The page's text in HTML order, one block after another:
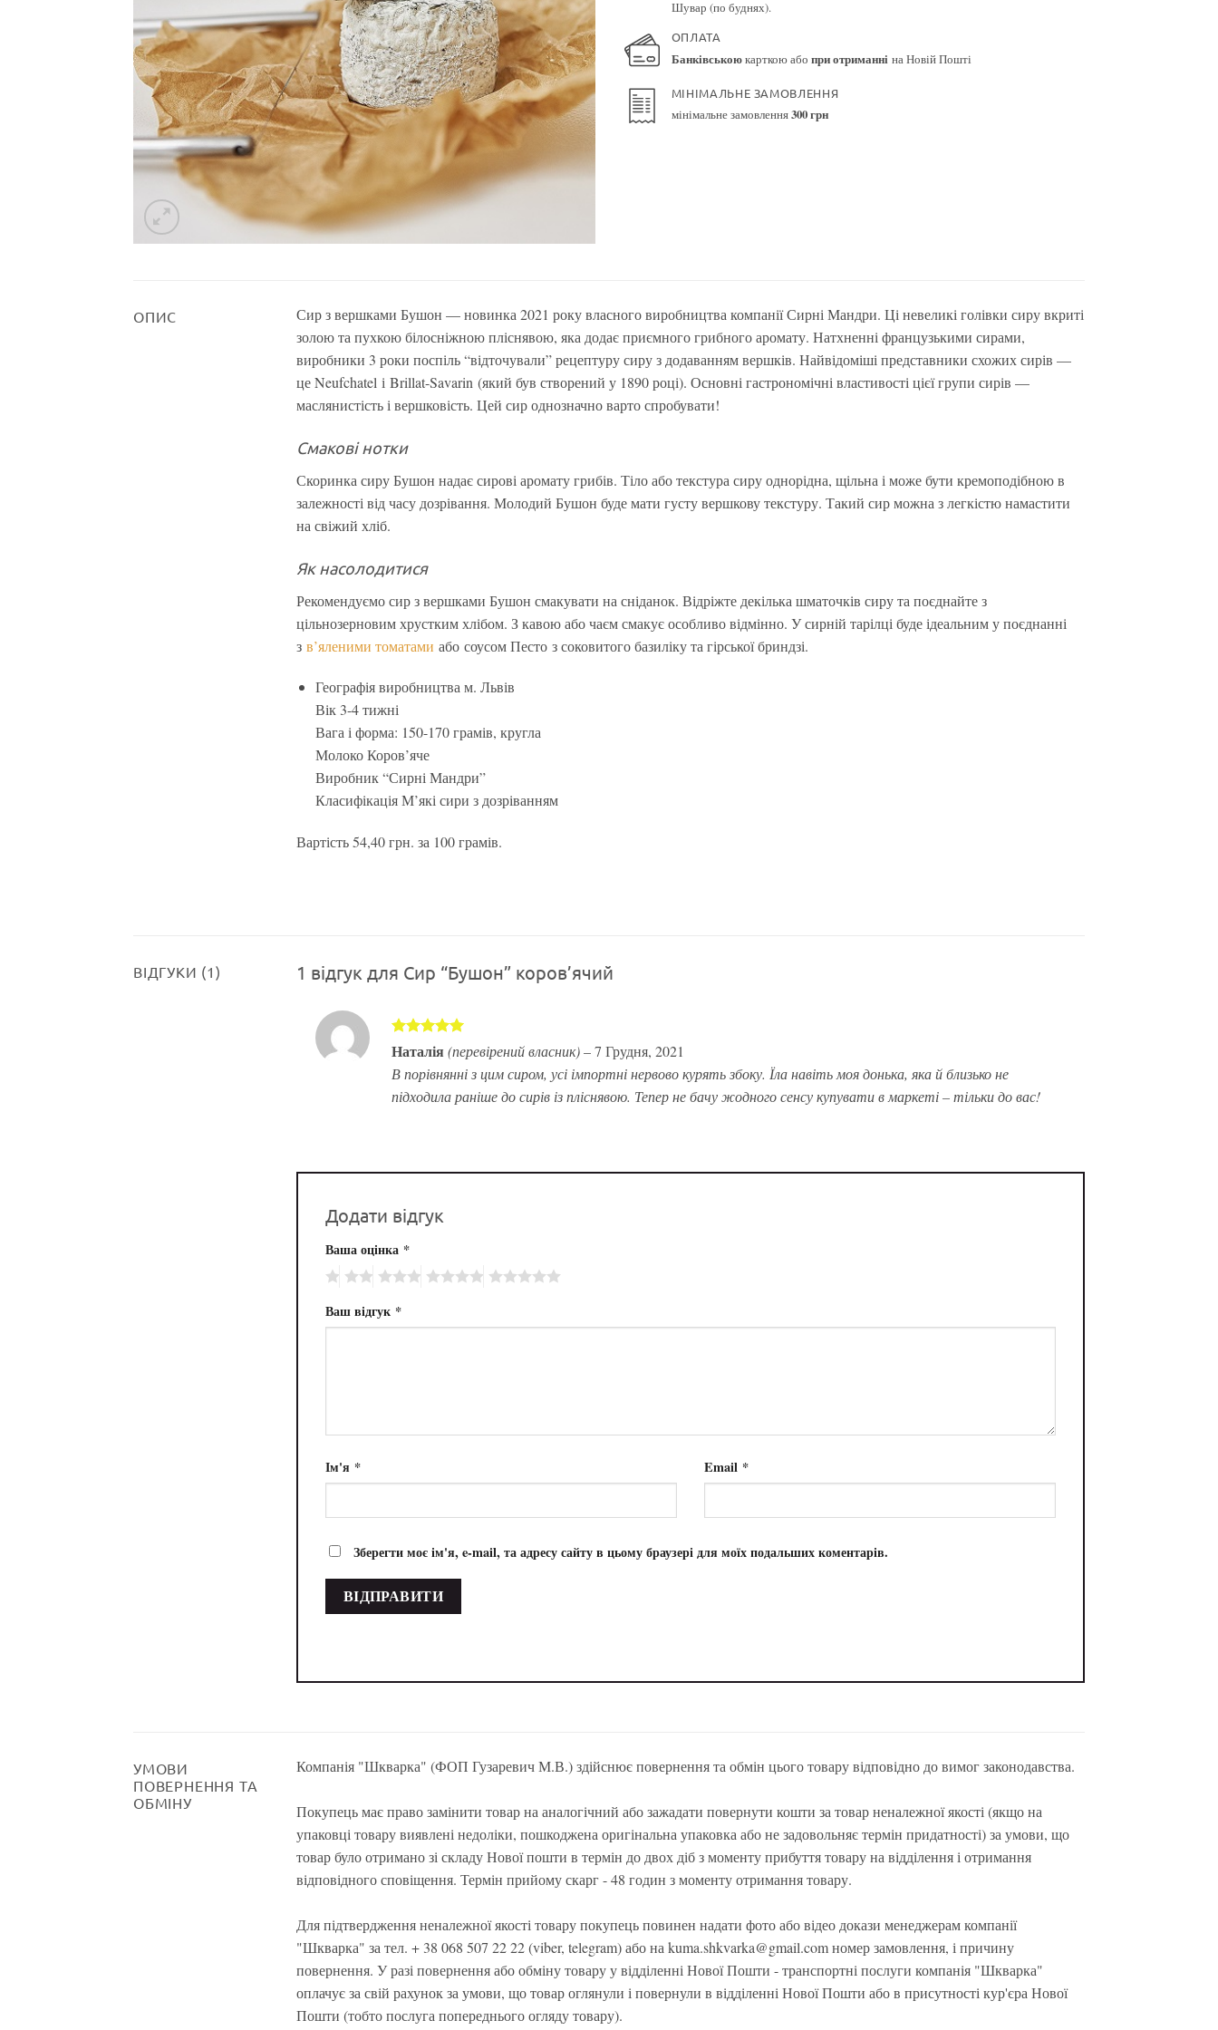
Шувар (по буднях).
ОПЛАТА
Банківськоюкарткою або при отриманні на Новій Пошті
МІНІМАЛЬНЕ ЗАМОВЛЕННЯ
мінімальне замовлення300 грн
ОПИС
Сир з вершками Бушон — новинка 2021 року власного виробництва компанії Сирні Мандри. Ці невеликі голівки сиру вкриті
золою та пухкою білосніжною пліснявою, яка додає приємного грибного аромату. Натхненні французькими сирами,
виробники 3 роки поспіль “відточували” рецептуру сиру з додаванням вершків. Найвідоміші представники схожих сирів —
це Neufchatel і Brillat-Savarin (який був створений у 1890 році). Основні гастрономічні властивості цієї групи сирів —
маслянистість і вершковість. Цей сир однозначно варто спробувати!
Смакові нотки
Скоринка сиру Бушон надає сирові аромату грибів. Тіло або текстура сиру однорідна, щільна і може бути кремоподібною в
залежності від часу дозрівання. Молодий Бушон буде мати густу вершкову текстуру. Такий сир можна з легкістю намастити
на свіжий хліб.
Як насолодитися
Рекомендуємо сир з вершками Бушон смакувати на сніданок. Відріжте декілька шматочків сиру та поєднайте з
цільнозерновим хрустким хлібом. З кавою або чаєм смакує особливо відмінно. У сирній тарілці буде ідеальним у поєднанні
з в’яленими томатами або соусом Песто з соковитого базиліку та гірської бриндзі.
Географія виробництва м. Львів
Вік 3-4 тижні
Вага і форма: 150-170 грамів, кругла
Молоко Коров’яче
Виробник “Сирні Мандри”
Класифікація М’які сири з дозріванням
Вартість 54,40 грн. за 100 грамів.
ВІДГУКИ (1) 1 відгук для Сир “Бушон” коров’ячий
Оцінено в
5з 5
Наталія (перевірений власник) – 7 Грудня, 2021
В порівнянні з цим сиром, усі імпортні нервово курять збоку. Їла навіть моя донька, яка й близько не
підходила раніше до сирів із пліснявою. Тепер не бачу жодного сенсу купувати в маркеті – тільки до вас!
Додати відгук
Ваша оцінка *
Ваш відгук *
Ім'я * Email *
Зберегти моє ім'я, e-mail, та адресу сайту в цьому браузері для моїх подальших коментарів.
УМОВИ
ПОВЕРНЕННЯ ТА
ОБМІНУ
Компанія "Шкварка" (ФОП Гузаревич М.В.) здійснює повернення та обмін цього товару відповідно до вимог законодавства.
Покупець має право замінити товар на аналогічний або зажадати повернути кошти за товар неналежної якості (якщо на
упаковці товару виявлені недоліки, пошкоджена оригінальна упаковка або не задовольняє термін придатності) за умови, що
товар було отримано зі складу Нової пошти в термін до двох діб з моменту прибуття товару на відділення і отримання
відповідного сповіщення. Термін прийому скарг - 48 годин з моменту отримання товару.
Для підтвердження неналежної якості товару покупець повинен надати фото або відео докази менеджерам компанії
"Шкварка" за тел. + 38 068 507 22 22 (viber, telegram) або на kuma.shkvarka@gmail.com номер замовлення, і причину
повернення. У разі повернення або обміну товару у відділенні Нової Пошти - транспортні послуги компанія "Шкварка"
оплачує за свій рахунок за умови, що товар оглянули і повернули в відділенні Нової Пошти або в присутності кур'єра Нової
Пошти (тобто послуга попереднього огляду товару).